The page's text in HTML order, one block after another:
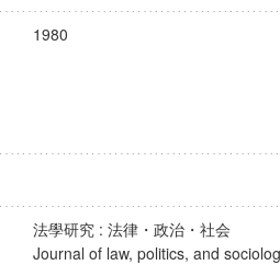
1980
法學研究 : 法律・政治・社会
Journal of law, politics, and